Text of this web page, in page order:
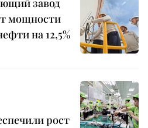
завод
мощности
на 12,5%
рост